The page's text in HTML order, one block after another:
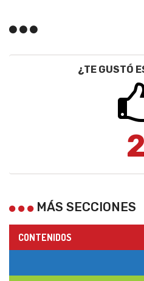
¿TE GUSTÓ
2
MÁS SECCIONES
CONTENIDOS